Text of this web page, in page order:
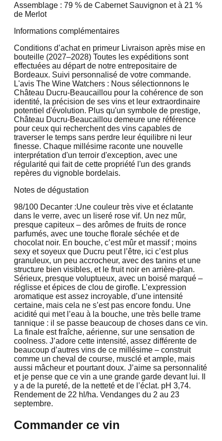
Assemblage : 79 % de Cabernet Sauvignon et à 21 %
de Merlot
Informations complémentaires
Conditions d’achat en primeur Livraison après mise en
bouteille (2027–2028) Toutes les expéditions sont
effectuées au départ de notre entrepositaire de
Bordeaux. Suivi personnalisé de votre commande.
L'avis The Wine Watchers : Nous sélectionnons le
Château Ducru-Beaucaillou pour la cohérence de son
identité, la précision de ses vins et leur extraordinaire
potentiel d'évolution. Plus qu'un symbole de prestige,
Château Ducru-Beaucaillou demeure une référence
pour ceux qui recherchent des vins capables de
traverser le temps sans perdre leur équilibre ni leur
finesse. Chaque millésime raconte une nouvelle
interprétation d'un terroir d'exception, avec une
régularité qui fait de cette propriété l'un des grands
repères du vignoble bordelais.
Notes de dégustation
98/100 Decanter :Une couleur très vive et éclatante
dans le verre, avec un liseré rose vif. Un nez mûr,
presque capiteux – des arômes de fruits de ronce
parfumés, avec une touche florale séchée et de
chocolat noir. En bouche, c’est mûr et massif ; moins
sexy et soyeux que Ducru peut l’être, ici c’est plus
granuleux, un peu accrocheur, avec des tanins et une
structure bien visibles, et le fruit noir en arrière-plan.
Sérieux, presque voluptueux, avec un boisé marqué –
réglisse et épices de clou de girofle. L’expression
aromatique est assez incroyable, d’une intensité
certaine, mais cela ne s’est pas encore fondu. Une
acidité qui met l’eau à la bouche, une très belle trame
tannique : il se passe beaucoup de choses dans ce vin.
La finale est fraîche, aérienne, sur une sensation de
coolness. J’adore cette intensité, assez différente de
beaucoup d’autres vins de ce millésime – construit
comme un cheval de course, musclé et ample, mais
aussi mâcheur et pourtant doux. J’aime sa personnalité
et je pense que ce vin a une grande garde devant lui. Il
y a de la pureté, de la netteté et de l’éclat. pH 3,74.
Rendement de 22 hl/ha. Vendanges du 2 au 23
septembre.
Commander ce vin